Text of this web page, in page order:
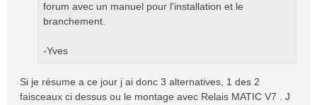
forum avec un manuel pour l'installation et le
branchement.
-Yves
Si je résume a ce jour j ai donc 3 alternatives, 1 des 2
faisceaux ci dessus ou le montage avec Relais MATIC V7 . J